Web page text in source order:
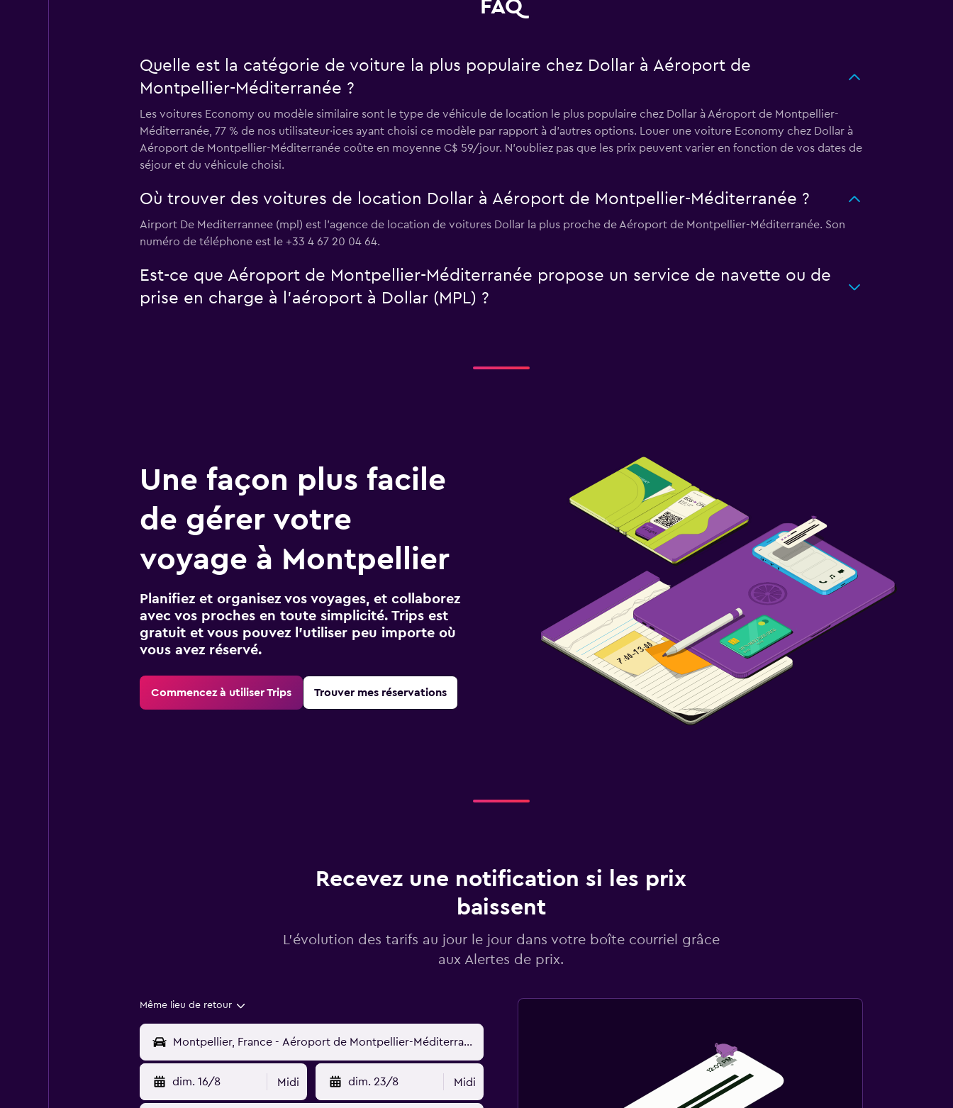
FAQ
Quelle est la catégorie de voiture la plus populaire chez Dollar à Aéroport de
Montpellier-Méditerranée ?
Les voitures Economy ou modèle similaire sont le type de véhicule de location le plus populaire chez Dollar à Aéroport de Montpellier-
Méditerranée, 77 % de nos utilisateur·ices ayant choisi ce modèle par rapport à d’autres options. Louer une voiture Economy chez Dollar à
Aéroport de Montpellier-Méditerranée coûte en moyenne C$ 59/jour. N'oubliez pas que les prix peuvent varier en fonction de vos dates de
séjour et du véhicule choisi.
Où trouver des voitures de location Dollar à Aéroport de Montpellier-Méditerranée ?
Airport De Mediterrannee (mpl) est l'agence de location de voitures Dollar la plus proche de Aéroport de Montpellier-Méditerranée. Son
numéro de téléphone est le +33 4 67 20 04 64.
Est-ce que Aéroport de Montpellier-Méditerranée propose un service de navette ou de
prise en charge à l’aéroport à Dollar (MPL) ?
Une façon plus facile
de gérer votre
voyage à Montpellier
Planifiez et organisez vos voyages, et collaborez
avec vos proches en toute simplicité. Trips est
gratuit et vous pouvez l’utiliser peu importe où
vous avez réservé.
Commencez à utiliser Trips Trouver mes réservations
Recevez une notification si les prix
baissent
L’évolution des tarifs au jour le jour dans votre boîte courriel grâce
aux Alertes de prix.
Même lieu de retour
dim. 16/8 Midi dim. 23/8 Midi